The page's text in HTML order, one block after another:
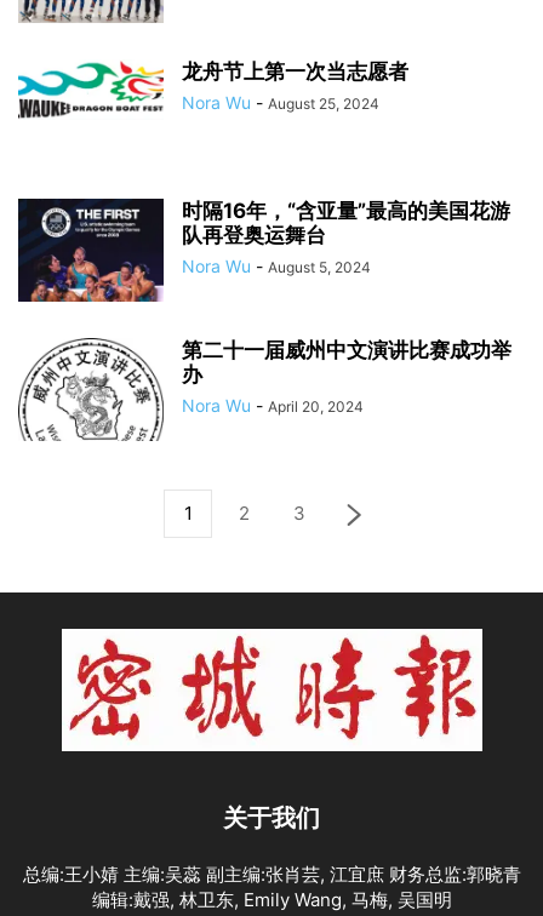
龙舟节上第一次当志愿者
Nora Wu - August 25, 2024
时隔16年，“含亚量”最高的美国花游
队再登奥运舞台
Nora Wu - August 5, 2024
第二十一届威州中文演讲比赛成功举
办
Nora Wu - April 20, 2024
1 2 3
关于我们
总编:王小婧 主编:吴蕊 副主编:张肖芸, 江宜庶 财务总监:郭晓青
编辑:戴强, 林卫东, Emily Wang, 马梅, 吴国明